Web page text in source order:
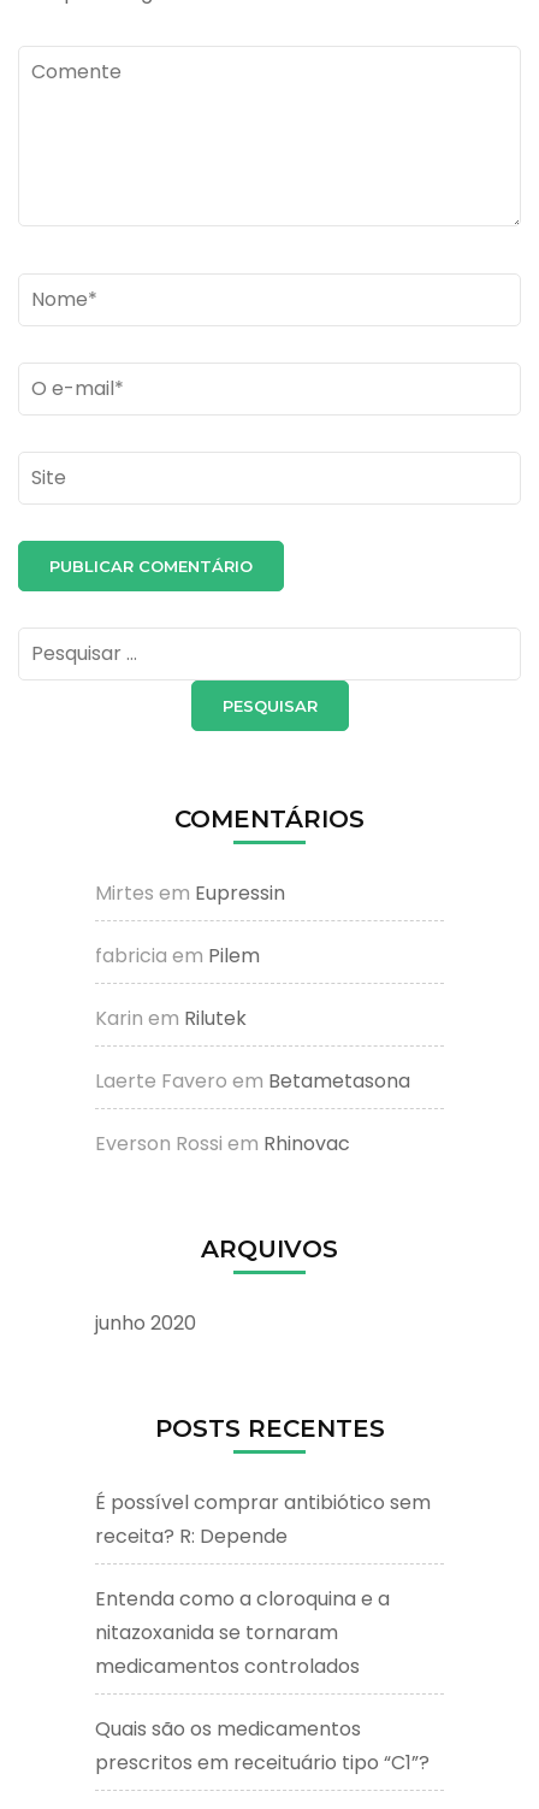
Comente
Name*
Email *
Site
Pesquisar
por:
COMENTÁRIOS
Mirtes em Eupressin
fabricia em Pilem
Karin em Rilutek
Laerte Favero em Betametasona
Everson Rossi em Rhinovac
ARQUIVOS
junho 2020
POSTS RECENTES
É possível comprar antibiótico sem
receita? R: Depende
Entenda como a cloroquina e a
nitazoxanida se tornaram
medicamentos controlados
Quais são os medicamentos
prescritos em receituário tipo “C1”?